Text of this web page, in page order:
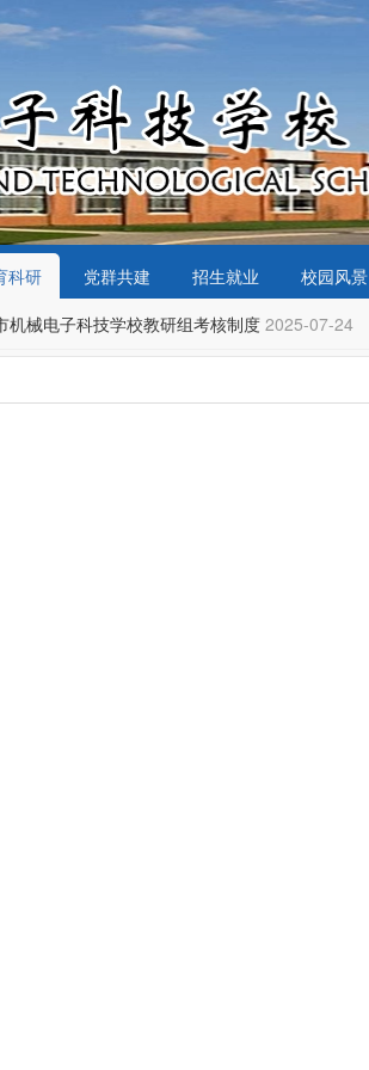
科研 党群共建 招生就业 校园风景
机械电子科技学校教研组考核制度 2025-07-24